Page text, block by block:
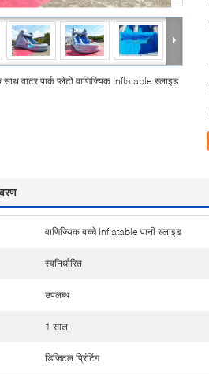
वाटर पार्क प्लेटो वाणिज्यिक Inflatable स्लाइड
वाणिज्यिक बच्चे Inflatable पानी स्लाइड
स्वनिर्धारित
उपलब्ध
1 साल
डिजिटल प्रिंटिंग